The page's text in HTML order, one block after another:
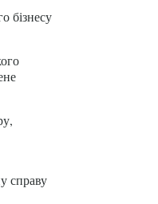
бізнесу
справу